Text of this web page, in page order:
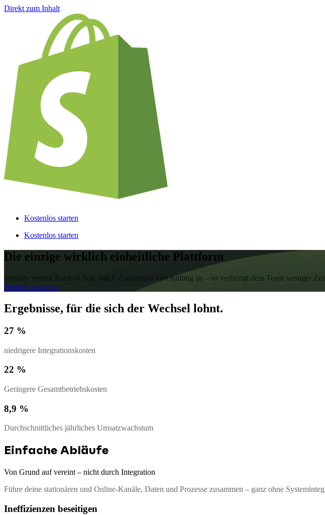
Direkt zum Inhalt
Kostenlos starten
Kostenlos starten
Die einzige wirklich einheitliche Plattform
Shopify vereint Point of Sale und E-Commerce von Anfang an – so verbringt dein Team weniger
Kostenlos starten
Ergebnisse, für die sich der Wechsel lohnt.
27 %
niedrigere Integrationskosten
22 %
Geringere Gesamtbetriebskosten
8,9 %
Durchschnittliches jährliches Umsatzwachstum
Einfache Abläufe
Von Grund auf vereint – nicht durch Integration
Führe deine stationären und Online-Kanäle, Daten und Prozesse zusammen – ganz ohne
Ineffizienzen beseitigen